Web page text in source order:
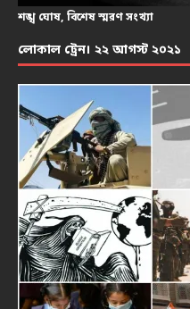
শঙ্খ ঘোষ, বিশেষ স্মরণ সংখ্যা
লোকাল ট্রেন। ২২ আগস্ট ২০২১